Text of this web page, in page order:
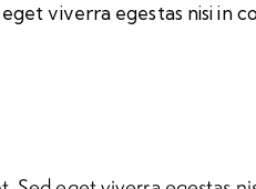
viverra egestas nisi in